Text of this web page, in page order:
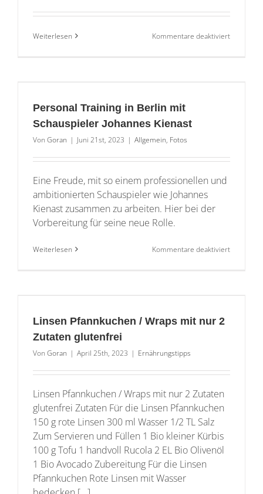
Weiterlesen Kommentare deaktiviertfür
Personal Training in Berlin mit
Schauspieler Johannes Kienast
Von Goran | Juni 21st, 2023 | Allgemein, Fotos
Eine Freude, mit so einem professionellen und
ambitionierten Schauspieler wie Johannes
Kienast zusammen zu arbeiten. Hier bei der
Vorbereitung für seine neue Rolle.
Weiterlesen Kommentare deaktiviertfür
Linsen Pfannkuchen / Wraps mit nur 2
Zutaten glutenfrei
Von Goran | April 25th, 2023 | Ernährungstipps
Linsen Pfannkuchen / Wraps mit nur 2 Zutaten
glutenfrei Zutaten Für die Linsen Pfannkuchen
150 g rote Linsen 300 ml Wasser 1/2 TL Salz
Zum Servieren und Füllen 1 Bio kleiner Kürbis
100 g Tofu 1 handvoll Rucola 2 EL Bio Olivenöl
1 Bio Avocado Zubereitung Für die Linsen
Pfannkuchen Rote Linsen mit Wasser